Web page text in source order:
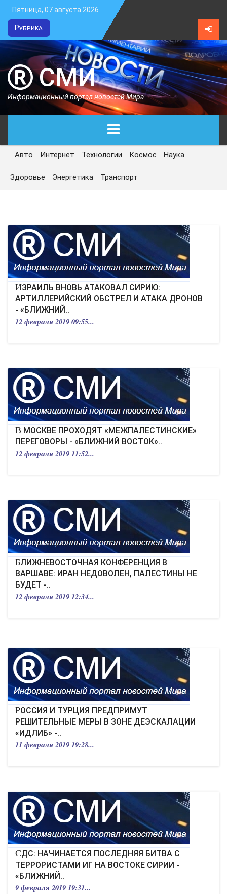
Пятница, 07 августа 2026
Рубрика
СМИ
Информационный портал новостей Мира
ГЛАВНАЯ
СЕГОДНЯ
ЭКОНОМИКА
КУЛЬТУРА
СПОРТ
ВОЕННЫЕ ДЕЙСТВИЯ
Авто Интернет Технологии Космос Наука
Здоровье Энергетика Транспорт
ИЗРАИЛЬ ВНОВЬ АТАКОВАЛ СИРИЮ:
АРТИЛЛЕРИЙСКИЙ ОБСТРЕЛ И АТАКА ДРОНОВ
- «БЛИЖНИЙ..
12 февраля 2019 09:55...
В МОСКВЕ ПРОХОДЯТ «МЕЖПАЛЕСТИНСКИЕ»
ПЕРЕГОВОРЫ - «БЛИЖНИЙ ВОСТОК»..
12 февраля 2019 11:52...
БЛИЖНЕВОСТОЧНАЯ КОНФЕРЕНЦИЯ В
ВАРШАВЕ: ИРАН НЕДОВОЛЕН, ПАЛЕСТИНЫ НЕ
БУДЕТ -..
12 февраля 2019 12:34...
РОССИЯ И ТУРЦИЯ ПРЕДПРИМУТ
РЕШИТЕЛЬНЫЕ МЕРЫ В ЗОНЕ ДЕЭСКАЛАЦИИ
«ИДЛИБ» -..
11 февраля 2019 19:28...
СДС: НАЧИНАЕТСЯ ПОСЛЕДНЯЯ БИТВА С
ТЕРРОРИСТАМИ ИГ НА ВОСТОКЕ СИРИИ -
«БЛИЖНИЙ..
9 февраля 2019 19:31...